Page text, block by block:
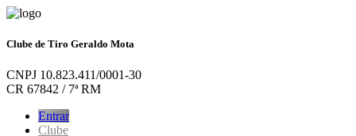
Clube de Tiro Geraldo Mota
CNPJ 10.823.411/0001-30
CR 67842 / 7ª RM
Entrar
Clube